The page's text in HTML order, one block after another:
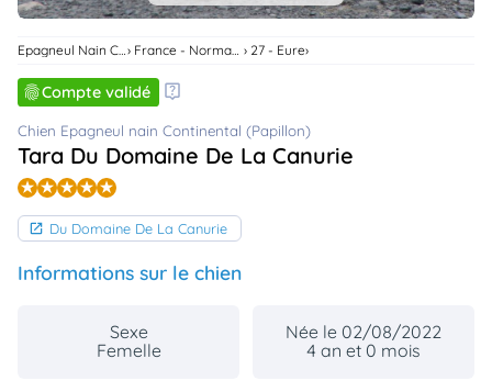
Connexion Epagneul Nain Continental (Papillon) France - Normandie 27 - Eure
Compte validé
Chien Epagneul nain Continental (Papillon)
Tara Du Domaine De La Canurie
Du Domaine De La Canurie
Informations sur le chien
Sexe
Femelle
Née le 02/08/2022
4 an et 0 mois